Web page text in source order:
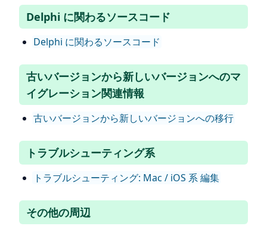
Delphi に関わるソースコード
Delphi に関わるソースコード
古いバージョンから新しいバージョンへのマ
イグレーション関連情報
古いバージョンから新しいバージョンへの移行
トラブルシューティング系
トラブルシューティング: Mac / iOS 系 編集
その他の周辺